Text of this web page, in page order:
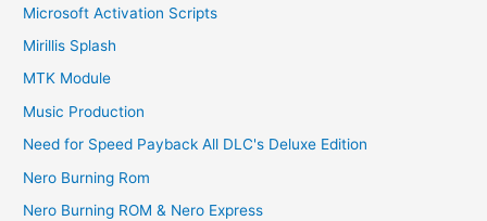
Microsoft Activation Scripts
Mirillis Splash
MTK Module
Music Production
Need for Speed Payback All DLC's Deluxe Edition
Nero Burning Rom
Nero Burning ROM & Nero Express